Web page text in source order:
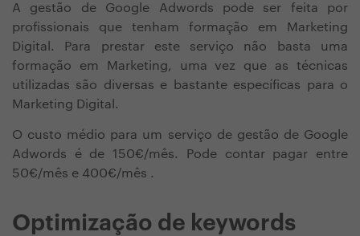
A gestão de Google Adwords pode ser feita por
profissionais que tenham formação em Marketing
Digital. Para prestar este serviço não basta uma
formação em Marketing, uma vez que as técnicas
utilizadas são diversas e bastante específicas para o
Marketing Digital.
O custo médio para um serviço de gestão de Google
Adwords é de 150€/mês. Pode contar pagar entre
50€/mês e 400€/mês .
Optimização de keywords